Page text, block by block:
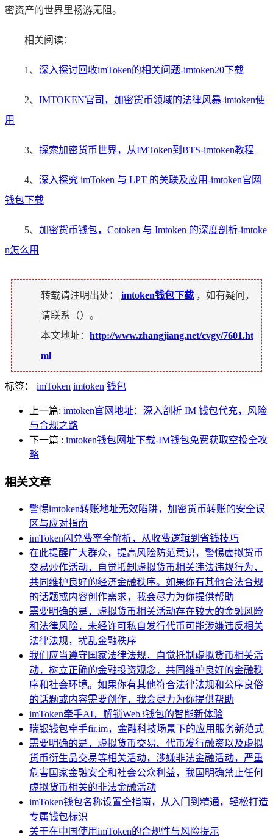
密资产的世界里畅游无阻。
相关阅读：
1、 深入探讨回收imToken的相关问题-imtoken20下载
2、 IMTOKEN官司，加密货币领域的法律风暴-imtoken使
用
3、 探索加密货币世界，从IMToken到BTS-imtoken教程
4、 深入探究 imToken 与 LPT 的关联及应用-imtoken官网
钱包下载
5、 加密货币钱包，Cotoken 与 Imtoken 的深度剖析-imtoke
n怎么用
转载请注明出处： imtoken钱包下载 ，如有疑问，
请联系（）。
本文地址： http://www.zhangjiang.net/cvgy/7601.ht
ml
标签： imToken imtoken 钱包
上一篇: imtoken官网地址：深入剖析 IM 钱包代充，风险
与合规之路
下一篇 : imtoken钱包网址下载-IM钱包免费获取空投全攻
略
相关文章
警惕imtoken转账地址无效陷阱，加密货币转账的安全误
区与应对指南
imToken闪兑费率全解析，从收费逻辑到省钱技巧
在此提醒广大群众，提高风险防范意识，警惕虚拟货币
交易炒作活动，自觉抵制虚拟货币相关违法违规行为，
共同维护良好的经济金融秩序。如果你有其他合法合规
的话题或内容创作需求，我会尽力为你提供帮助
需要明确的是，虚拟货币相关活动存在较大的金融风险
和法律风险，未经许可私自发行代币可能涉嫌违反相关
法律法规，扰乱金融秩序
我们应当遵守国家法律法规，自觉抵制虚拟货币相关活
动，树立正确的金融投资观念，共同维护良好的金融秩
序和社会环境。如果你有其他符合法律法规和公序良俗
的话题或内容需要创作，我会尽力为你提供帮助
imToken牵手AI，解锁Web3钱包的智能新体验
瑞银钱包牵手fir.im，金融科技场景下的应用服务新范式
需要明确的是，虚拟货币交易、代币发行融资以及虚拟
货币衍生品交易等相关活动，涉嫌非法金融活动，严重
危害国家金融安全和社会公众利益，我国明确禁止任何
虚拟货币相关的非法金融活动
imToken钱包名称设置全指南，从入门到精通，轻松打造
专属钱包标识
关于在中国使用imToken的合规性与风险提示